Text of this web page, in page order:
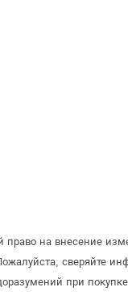
право на внесение
сверяйте
при